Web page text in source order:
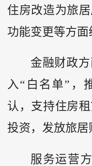
住房改造为旅
功能变更等方面
金融财政
入“白名单”，
认，支持住房
投资，发放旅居
服务运营